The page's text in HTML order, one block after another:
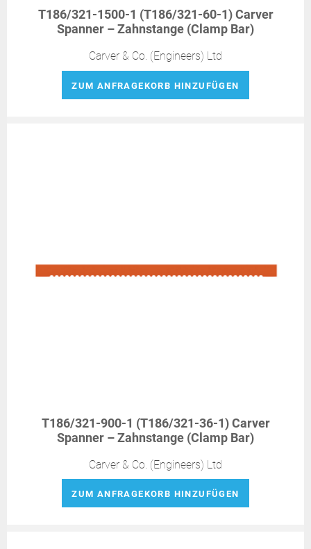
T186/321-1500-1 (T186/321-60-1) Carver
Spanner – Zahnstange (Clamp Bar)
Carver & Co. (Engineers) Ltd
ZUM ANFRAGEKORB HINZUFÜGEN
T186/321-900-1 (T186/321-36-1) Carver
Spanner – Zahnstange (Clamp Bar)
Carver & Co. (Engineers) Ltd
ZUM ANFRAGEKORB HINZUFÜGEN